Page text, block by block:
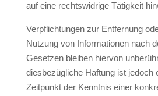
auf eine rechtswidrige Tätigkeit
Verpflichtungen zur Entfernung
Nutzung von Informationen nach
Gesetzen bleiben hiervon
diesbezügliche Haftung ist jedoch
Zeitpunkt der Kenntnis einer